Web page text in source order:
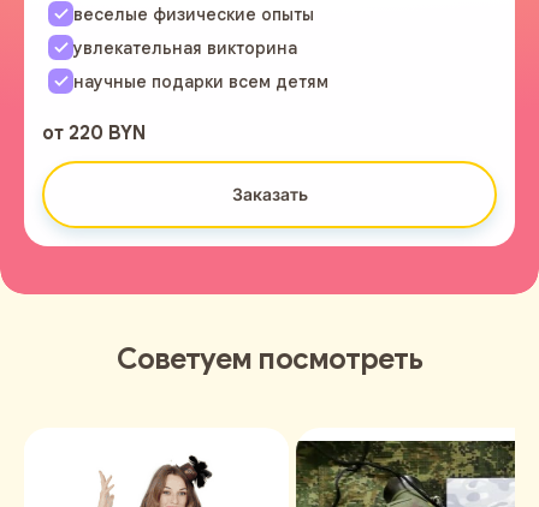
веселые физические опыты
увлекательная викторина
научные подарки всем детям
от 220 BYN
Заказать
Советуем посмотреть